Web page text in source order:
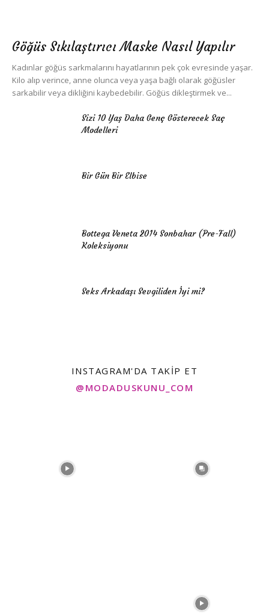
Göğüs Sıkılaştırıcı Maske Nasıl Yapılır
Kadınlar göğüs sarkmalarını hayatlarının pek çok evresinde yaşar.
Kilo alıp verince, anne olunca veya yaşa bağlı olarak göğüsler
sarkabilir veya dikliğini kaybedebilir. Göğüs dikleştirmek ve...
Sizi 10 Yaş Daha Genç Gösterecek Saç
Modelleri
Bir Gün Bir Elbise
Bottega Veneta 2014 Sonbahar (Pre-Fall)
Koleksiyonu
Seks Arkadaşı Sevgiliden İyi mi?
INSTAGRAM'DA TAKIP ET
@MODADUSKUNU_COM